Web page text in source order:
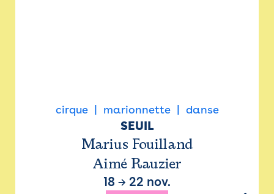
cirque marionnette danse
SEUIL
Marius Fouilland
Aimé Rauzier
18 → 22 nov.